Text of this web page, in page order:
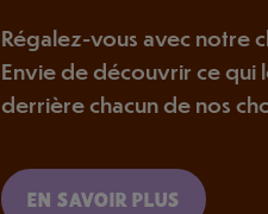
Régalez-vous avec notre
Envie de découvrir ce qui
derrière chacun de nos
EN SAVOIR PLUS